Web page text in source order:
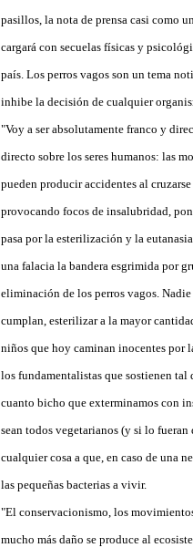
pasillos, la nota de prensa casi como
cargará con secuelas físicas y
país. Los perros vagos son un tema
inhibe la decisión de cualquier
"Voy a ser absolutamente franco y
directo sobre los seres humanos: las
pueden producir accidentes al
provocando focos de insalubridad,
pasa por la esterilización y la
una falacia la bandera esgrimida por
eliminación de los perros vagos.
cumplan, esterilizar a la mayor
niños que hoy caminan inocentes por
los fundamentalistas que sostienen tal
cuanto bicho que exterminamos con
sean todos vegetarianos (y si lo
cualquier cosa a que, en caso de una
las pequeñas bacterias a vivir.
"El conservacionismo, los
mucho más daño se produce al